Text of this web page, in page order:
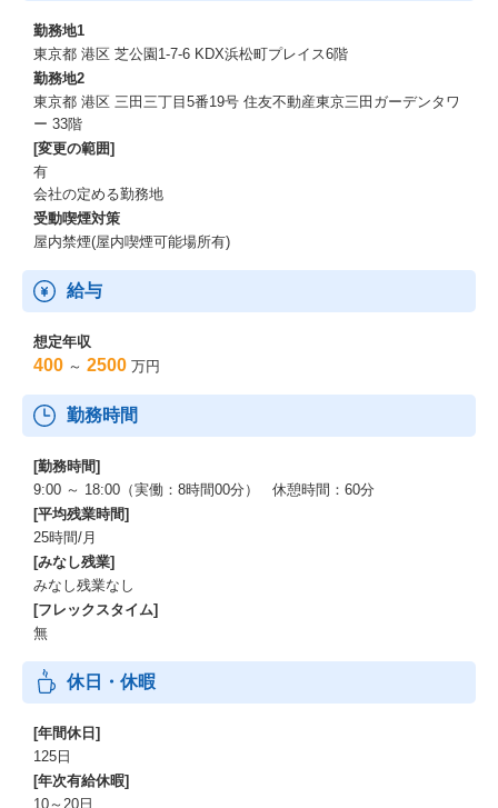
勤務地1
東京都 港区 芝公園1-7-6 KDX浜松町プレイス6階
勤務地2
東京都 港区 三田三丁目5番19号 住友不動産東京三田ガーデンタワ
ー 33階
[変更の範囲]
有
会社の定める勤務地
受動喫煙対策
屋内禁煙(屋内喫煙可能場所有)
給与
想定年収
400 ～ 2500 万円
勤務時間
[勤務時間]
9:00 ～ 18:00（実働：8時間00分） 休憩時間：60分
[平均残業時間]
25時間/月
[みなし残業]
みなし残業なし
[フレックスタイム]
無
休日・休暇
[年間休日]
125日
[年次有給休暇]
10～20日